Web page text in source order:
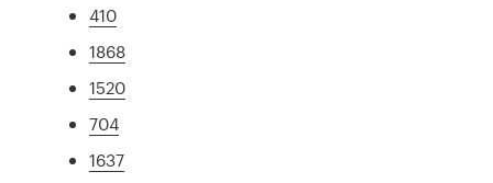
410
1868
1520
704
1637